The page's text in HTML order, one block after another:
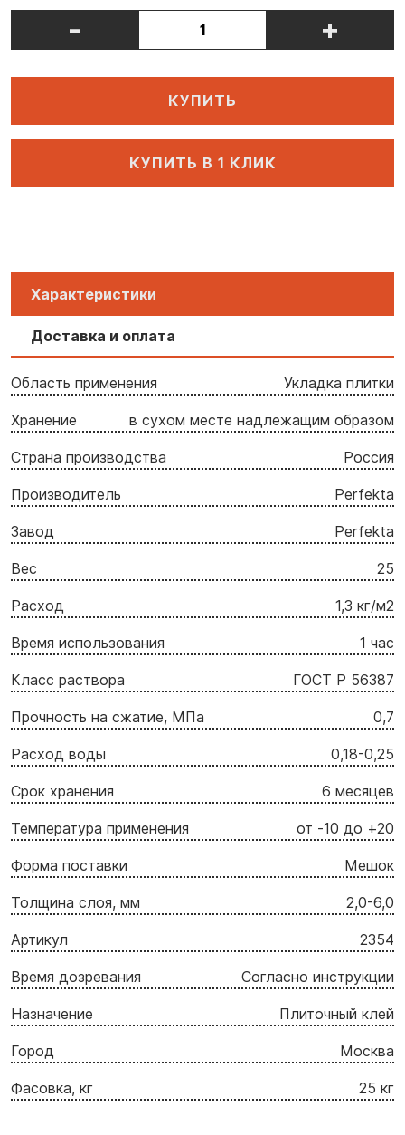
- +
КУПИТЬ
КУПИТЬ В 1 КЛИК
Характеристики
Доставка и оплата
Область применения Укладка плитки
Хранение в сухом месте надлежащим образом
Страна производства Россия
Производитель Perfekta
Завод Perfekta
Вес 25
Расход 1,3 кг/м2
Время использования 1 час
Класс раствора ГОСТ Р 56387
Прочность на сжатие, МПа 0,7
Расход воды 0,18-0,25
Срок хранения 6 месяцев
Температура применения от -10 до +20
Форма поставки Мешок
Толщина слоя, мм 2,0-6,0
Артикул 2354
Время дозревания Согласно инструкции
Назначение Плиточный клей
Город Москва
Фасовка, кг 25 кг